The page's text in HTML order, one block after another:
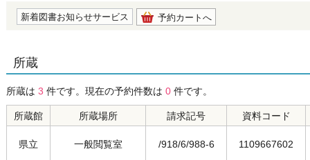
新着図書お知らせサービス 予約カートへ
所蔵
所蔵は 3 件です。現在の予約件数は 0 件です。
所蔵館 所蔵場所 請求記号 資料コード
県立 一般閲覧室 /918/6/988-6 1109667602